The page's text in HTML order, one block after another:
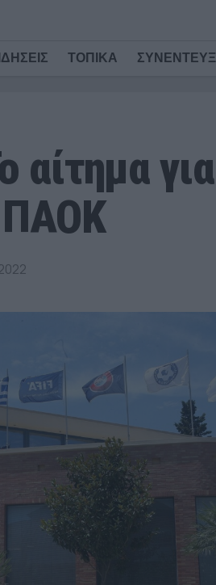
ΤΟΠΙΚΑ
αίτημα
ΠΑΟΚ